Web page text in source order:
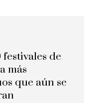
festivales de
más
que aún se